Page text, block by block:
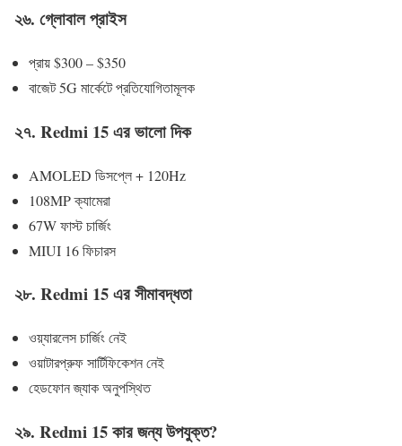
২৬. গ্লোবাল প্রাইস
প্রায় $300 – $350
বাজেট 5G মার্কেটে প্রতিযোগিতামূলক
২৭. Redmi 15 এর ভালো দিক
AMOLED ডিসপ্লে + 120Hz
108MP ক্যামেরা
67W ফাস্ট চার্জিং
MIUI 16 ফিচারস
২৮. Redmi 15 এর সীমাবদ্ধতা
ওয়্যারলেস চার্জিং নেই
ওয়াটারপ্রুফ সার্টিফিকেশন নেই
হেডফোন জ্যাক অনুপস্থিত
২৯. Redmi 15 কার জন্য উপযুক্ত?